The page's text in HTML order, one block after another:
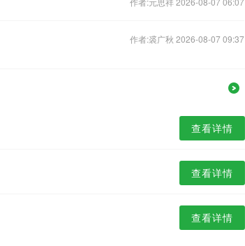
作者:裘广秋 2026-08-07 09:37
查看详情
查看详情
查看详情